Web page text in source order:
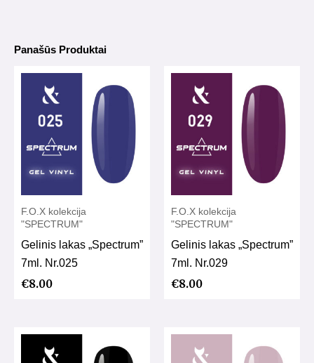
Panašūs Produktai
F.O.X kolekcija
"SPECTRUM"
Gelinis lakas „Spectrum”
7ml. Nr.025
€8.00
F.O.X kolekcija
"SPECTRUM"
Gelinis lakas „Spectrum”
7ml. Nr.029
€8.00